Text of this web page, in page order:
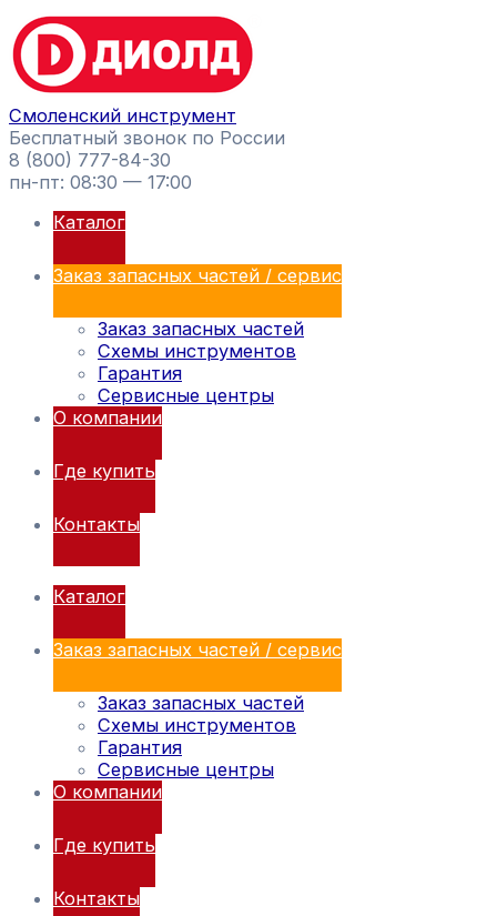
Перейти
к
содержимому
Смоленский инструмент
Бесплатный звонок по России
8 (800) 777-84-30
пн-пт: 08:30 — 17:00
Каталог
Заказ запасных частей / сервис
Заказ запасных частей
Схемы инструментов
Гарантия
Сервисные центры
О компании
Где купить
Контакты
Каталог
Заказ запасных частей / сервис
Заказ запасных частей
Схемы инструментов
Гарантия
Сервисные центры
О компании
Где купить
Контакты
Поиск
товаров